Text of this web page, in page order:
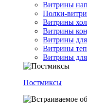
Витрины
Полки-
Витрины
Витрины
Витрины
Витрины
Витрины
Постмиксы